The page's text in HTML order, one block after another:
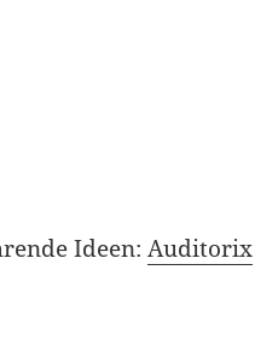
Ideen:Auditorix